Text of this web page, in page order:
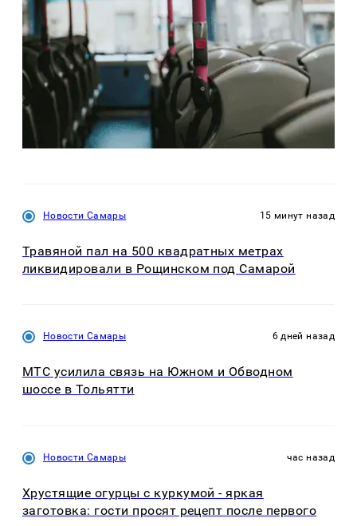
Новости Самары 15 минут назад
Травяной пал на 500 квадратных метрах
ликвидировали в Рощинском под Самарой
Новости Самары 6 дней назад
МТС усилила связь на Южном и Обводном
шоссе в Тольятти
Новости Самары час назад
Хрустящие огурцы с куркумой - яркая
заготовка: гости просят рецепт после первого